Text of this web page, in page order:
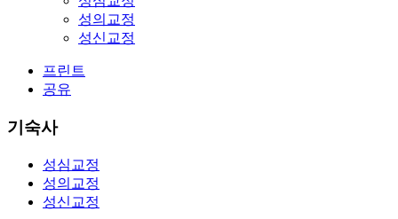
성의교정
성신교정
프린트
공유
기숙사
성심교정
성의교정
성신교정